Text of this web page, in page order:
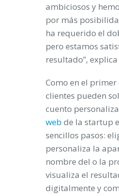
ambiciosos y
por más
ha requerido el
pero estamos
resultado”,
Como en el primer
clientes pueden
cuento
web de la startup
sencillos pasos:
personaliza la
nombre del o la
visualiza el
digitalmente y